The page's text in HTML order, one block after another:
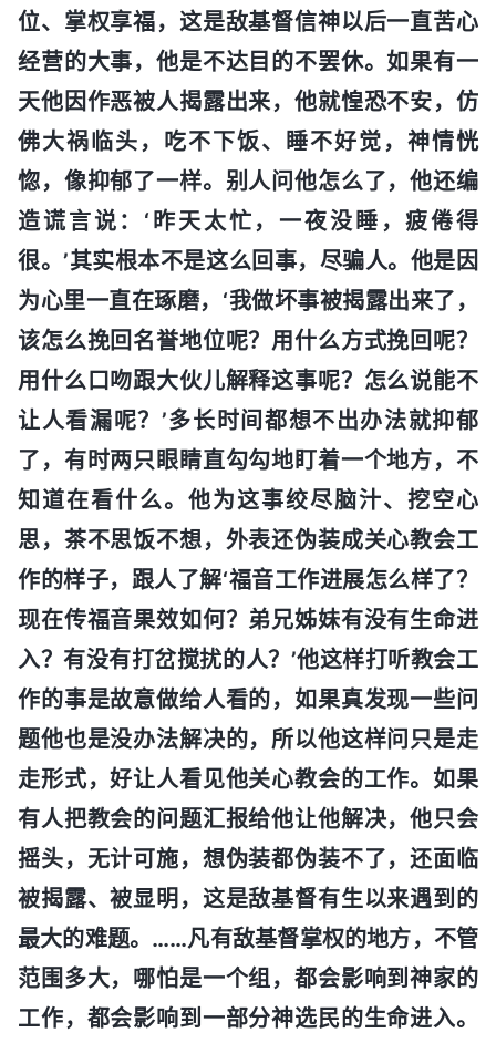
位、掌权享福，这是敌基督信神以后一直苦心
经营的大事，他是不达目的不罢休。如果有一
天他因作恶被人揭露出来，他就惶恐不安，仿
佛大祸临头，吃不下饭、睡不好觉，神情恍
惚，像抑郁了一样。别人问他怎么了，他还编
造谎言说：‘昨天太忙，一夜没睡，疲倦得
很。’其实根本不是这么回事，尽骗人。他是因
为心里一直在琢磨，‘我做坏事被揭露出来了，
该怎么挽回名誉地位呢？用什么方式挽回呢？
用什么口吻跟大伙儿解释这事呢？怎么说能不
让人看漏呢？’多长时间都想不出办法就抑郁
了，有时两只眼睛直勾勾地盯着一个地方，不
知道在看什么。他为这事绞尽脑汁、挖空心
思，茶不思饭不想，外表还伪装成关心教会工
作的样子，跟人了解‘福音工作进展怎么样了？
现在传福音果效如何？弟兄姊妹有没有生命进
入？有没有打岔搅扰的人？’他这样打听教会工
作的事是故意做给人看的，如果真发现一些问
题他也是没办法解决的，所以他这样问只是走
走形式，好让人看见他关心教会的工作。如果
有人把教会的问题汇报给他让他解决，他只会
摇头，无计可施，想伪装都伪装不了，还面临
被揭露、被显明，这是敌基督有生以来遇到的
最大的难题。……凡有敌基督掌权的地方，不管
范围多大，哪怕是一个组，都会影响到神家的
工作，都会影响到一部分神选民的生命进入。